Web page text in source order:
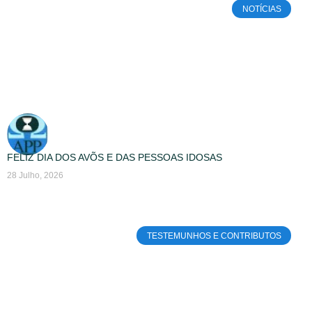
NOTÍCIAS
FELIZ DIA DOS AVÕS E DAS PESSOAS IDOSAS
28 Julho, 2026
TESTEMUNHOS E CONTRIBUTOS